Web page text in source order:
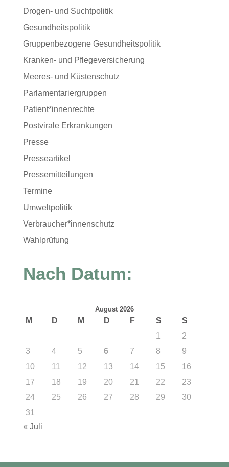
Drogen- und Suchtpolitik
Gesundheitspolitik
Gruppenbezogene Gesundheitspolitik
Kranken- und Pflegeversicherung
Meeres- und Küstenschutz
Parlamentariergruppen
Patient*innenrechte
Postvirale Erkrankungen
Presse
Presseartikel
Pressemitteilungen
Termine
Umweltpolitik
Verbraucher*innenschutz
Wahlprüfung
Nach Datum:
August 2026
M D M D F S
S
1
2
3
4 5 6 7 8
9
10
11 12 13 14 15
16
17
18 19 20 21 22
23
24
25 26 27 28 29
30
31
« Juli